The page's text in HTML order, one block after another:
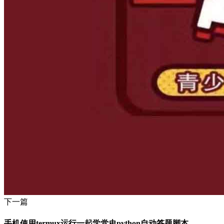
下一篇